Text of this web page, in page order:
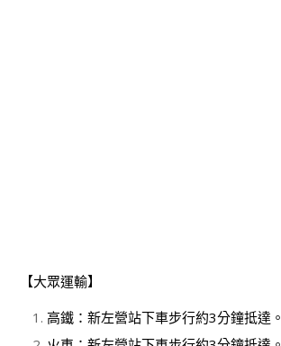
【大眾運輸】
高鐵：新左營站下車步行約3分鐘抵達。